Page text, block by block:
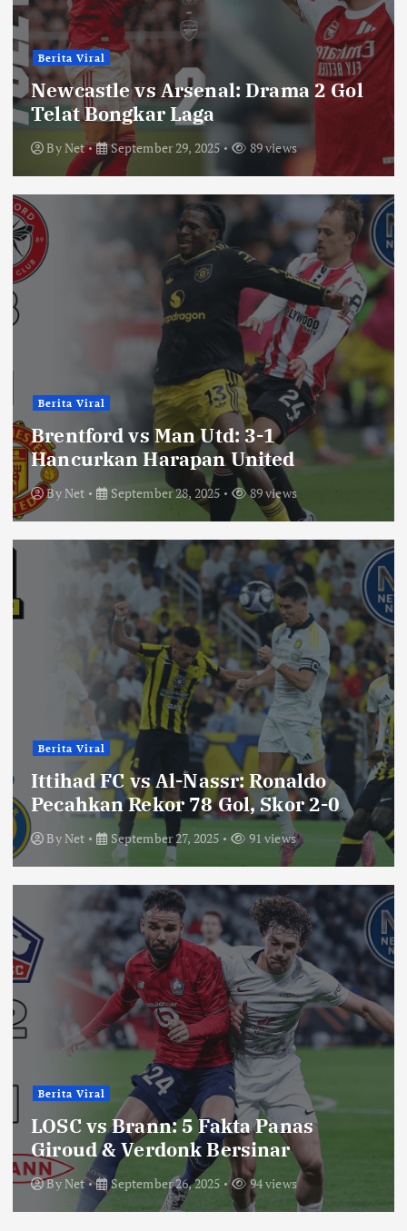
Berita Viral
Newcastle vs Arsenal: Drama 2 Gol
Telat Bongkar Laga
ByNet September 29, 2025 89 views
Berita Viral
Brentford vs Man Utd: 3-1
Hancurkan Harapan United
ByNet September 28, 2025 89 views
Berita Viral
Ittihad FC vs Al-Nassr: Ronaldo
Pecahkan Rekor 78 Gol, Skor 2-0
ByNet September 27, 2025 91 views
Berita Viral
LOSC vs Brann: 5 Fakta Panas
Giroud & Verdonk Bersinar
ByNet September 26, 2025 94 views